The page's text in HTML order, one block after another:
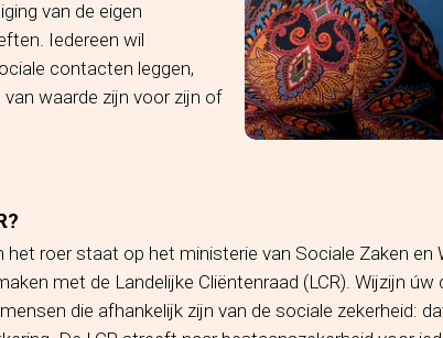
van de eigen
Iedereen wil
contacten leggen,
van waarde zijn voor zijn of
het roer staat op het ministerie van Sociale Zaken en
met de Landelijke Cliëntenraad (LCR). Wijzijn úw
die afhankelijk zijn van de sociale zekerheid: